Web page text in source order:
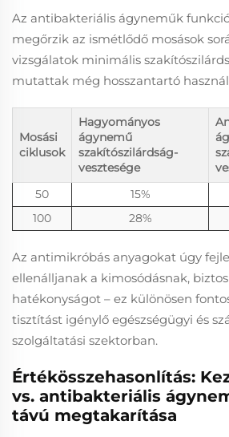
Az antibakteriális ágyneműk
megőrzik az ismétlődő mosások
vizsgálatok minimális
mutattak még hosszantartó
Mosási
ciklusok
Hagyományos
ágynemű
szakítószilárdság-
vesztesége
50
15%
100
28%
Az antimikróbás anyagokat úgy
ellenálljanak a kimosódásnak,
hatékonyságot – ez különösen
tisztítást igénylő egészségügyi és
szolgáltatási szektorban.
Értékösszehasonlítás:
vs. antibakteriális
távú megtakarítása